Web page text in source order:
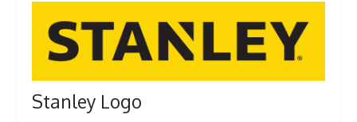
Stanley Logo